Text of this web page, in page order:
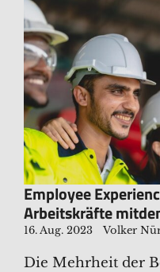
Employee
Arbeitskräfte
16. Aug. 2023 Volker
Die Mehrheit der